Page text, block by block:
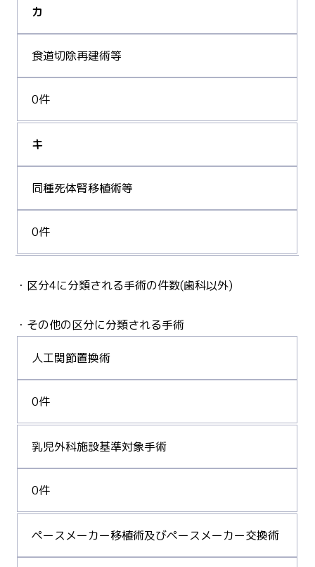
カ
食道切除再建術等
0件
キ
同種死体腎移植術等
0件
・区分4に分類される手術の件数(歯科以外)
・その他の区分に分類される手術
人工関節置換術
0件
乳児外科施設基準対象手術
0件
ペースメーカー移植術及びペースメーカー交換術